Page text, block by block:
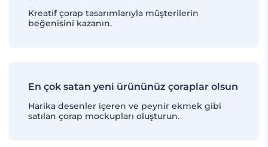
Kreatif çorap tasarımlarıyla müşterilerin
beğenisini kazanın.
En çok satan yeni ürününüz çoraplar olsun
Harika desenler içeren ve peynir ekmek gibi
satılan çorap mockupları oluşturun.